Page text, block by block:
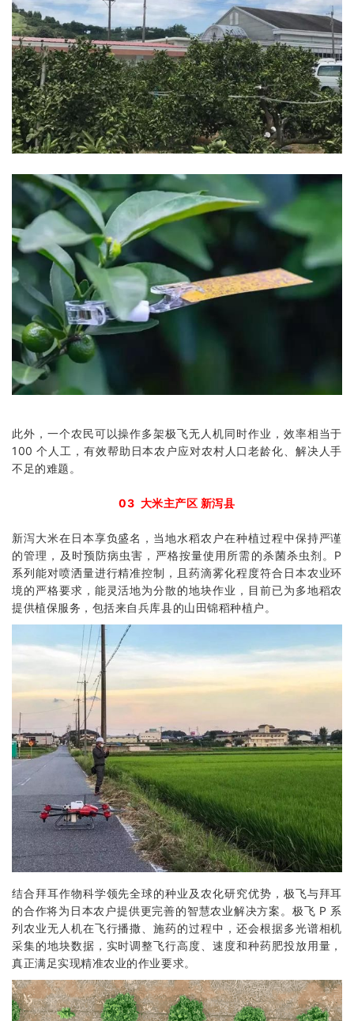
此外，一个农民可以操作多架极飞无人机同时作业，效率相当于
100 个人工，有效帮助日本农户应对农村人口老龄化、解决人手
不足的难题。
03 大米主产区 新泻县
新泻大米在日本享负盛名，当地水稻农户在种植过程中保持严谨
的管理，及时预防病虫害，严格按量使用所需的杀菌杀虫剂。P
系列能对喷洒量进行精准控制，且药滴雾化程度符合日本农业环
境的严格要求，能灵活地为分散的地块作业，目前已为多地稻农
提供植保服务，包括来自兵库县的山田锦稻种植户。
结合拜耳作物科学领先全球的种业及农化研究优势，极飞与拜耳
的合作将为日本农户提供更完善的智慧农业解决方案。极飞 P 系
列农业无人机在飞行播撒、施药的过程中，还会根据多光谱相机
采集的地块数据，实时调整飞行高度、速度和种药肥投放用量，
真正满足实现精准农业的作业要求。